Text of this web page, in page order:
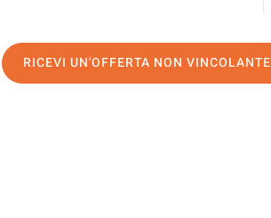
RICEVI UN'OFFERTA NON VINCOLANTE